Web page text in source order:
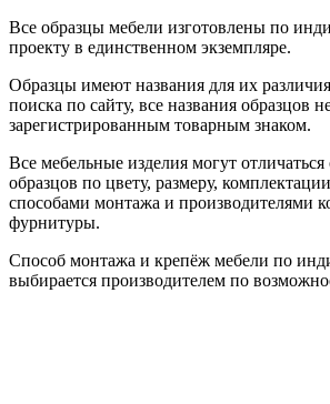
Все образцы мебели изготовлены по
проекту в единственном экземпляре.
Образцы имеют названия для их
поиска по сайту, все названия образцов
зарегистрированным товарным знаком.
Все мебельные изделия могут
образцов по цвету, размеру,
способами монтажа и производителями
фурнитуры.
Способ монтажа и крепёж мебели по
выбирается производителем по